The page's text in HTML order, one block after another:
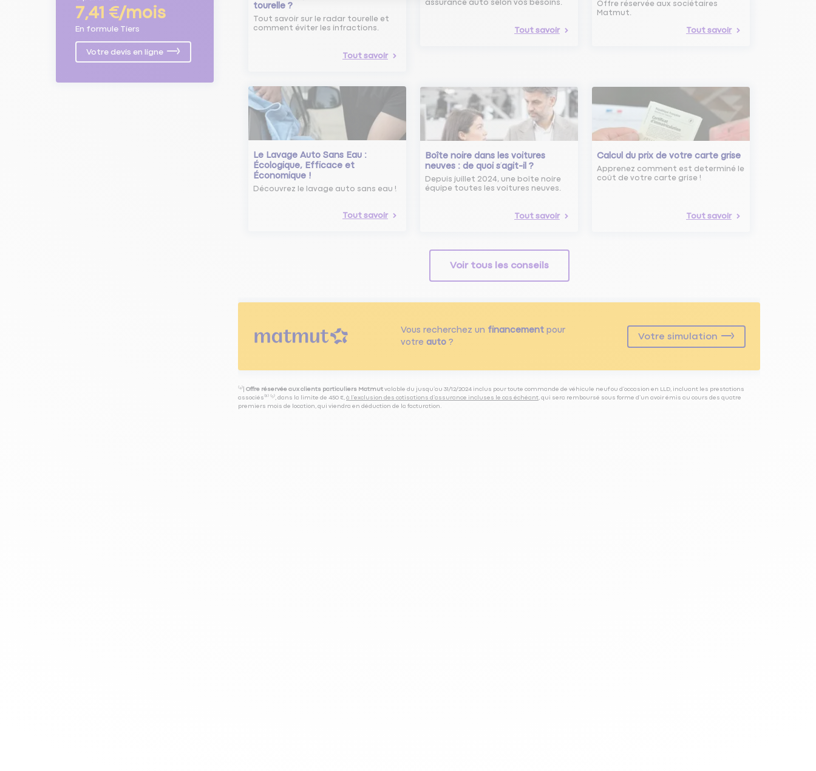
7,41 €/mois
En formule Tiers
Votre devis en ligne
tourelle ?
Tout savoir sur le radar tourelle et
comment éviter les infractions.
Tout savoir
assurance auto selon vos besoins.
Tout savoir
Offre réservée aux sociétaires
Matmut.
Tout savoir
Le Lavage Auto Sans Eau :
Écologique, Efficace et
Économique !
Découvrez le lavage auto sans eau !
Tout savoir
Boîte noire dans les voitures
neuves : de quoi s’agit-il ?
Depuis juillet 2024, une boîte noire
équipe toutes les voitures neuves.
Tout savoir
Calcul du prix de votre carte grise
Apprenez comment est determiné le
coût de votre carte grise !
Tout savoir
Voir tous les conseils
Vous recherchez un financementpour
votre auto?
Votre simulation
⁽⁴⁾| Offre réservée aux clients particuliers Matmut valable du jusqu’au 31/12/2024 inclus pour toute commande de véhicule neuf ou d’occasion en LLD, incluant les prestations
associés⁽³⁾ ⁽⁵⁾, dans la limite de 450 €, à l’exclusion des cotisations d’assurance incluses le cas échéant, qui sera remboursé sous forme d’un avoir émis au cours des quatre
premiers mois de location, qui viendra en déduction de la facturation.